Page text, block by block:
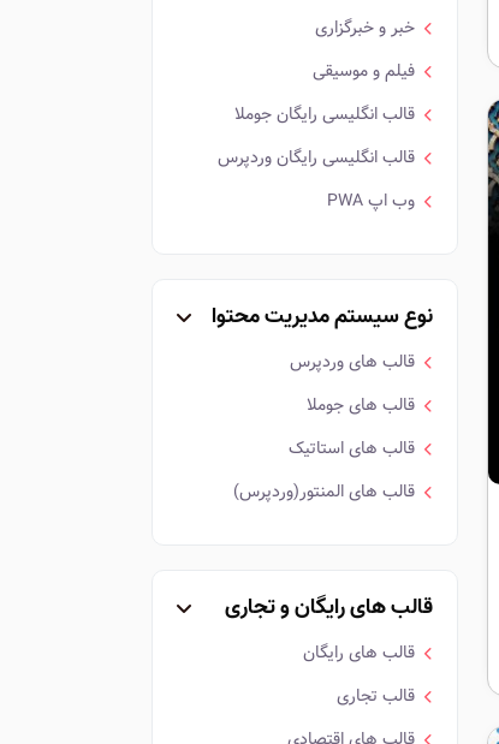
خبر و خبرگزاری
فیلم و موسیقی
قالب انگلیسی رایگان جوملا
قالب انگلیسی رایگان وردپرس
وب اپ PWA
نوع سیستم مدیریت محتوا
قالب های وردپرس
قالب های جوملا
قالب های استاتیک
قالب های المنتور(وردپرس)
قالب های رایگان و تجاری
قالب های رایگان
قالب تجاری